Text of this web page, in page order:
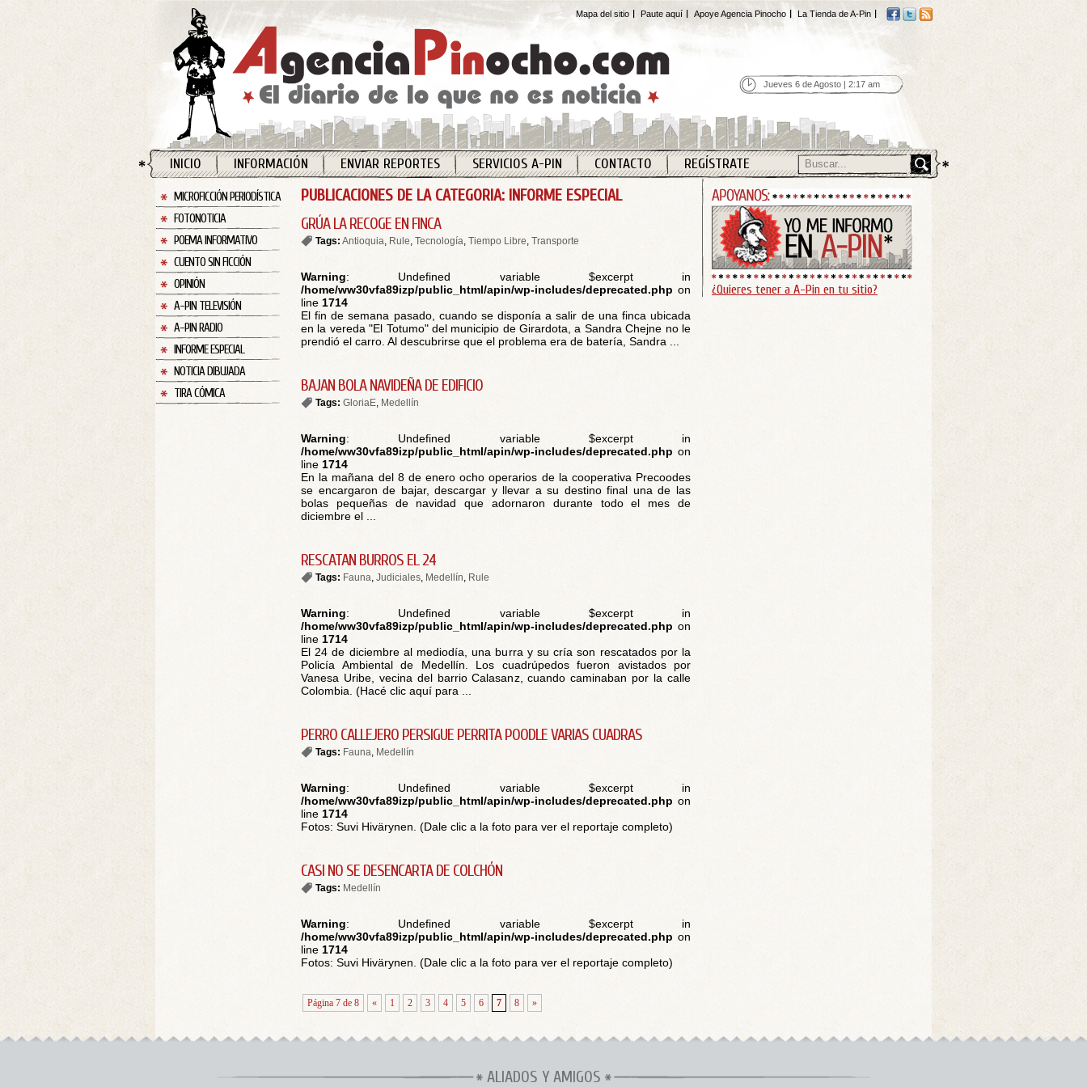
Mapa del sitio Paute aquí Apoye Agencia Pinocho La Tienda de A-Pin
Jueves 6 de Agosto | 2:17 am
INICIO INFORMACIÓN ENVIAR REPORTES SERVICIOS A-PIN CONTACTO REGÍSTRATE
MICROFICCIÓN PERIODÍSTICA
FOTONOTICIA
POEMA INFORMATIVO
CUENTO SIN FICCIÓN
OPINIÓN
A-PIN TELEVISIÓN
A-PIN RADIO
INFORME ESPECIAL
NOTICIA DIBUJADA
TIRA CÓMICA
PUBLICACIONES DE LA CATEGORIA: INFORME ESPECIAL
GRÚA LA RECOGE EN FINCA
Tags: Antioquia, Rule, Tecnología, Tiempo Libre, Transporte
Warning: Undefined variable $excerpt in
/home/ww30vfa89izp/public_html/apin/wp-includes/deprecated.php on
line 1714
El fin de semana pasado, cuando se disponía a salir de una finca ubicada
en la vereda "El Totumo" del municipio de Girardota, a Sandra Chejne no le
prendió el carro. Al descubrirse que el problema era de batería, Sandra ...
BAJAN BOLA NAVIDEÑA DE EDIFICIO
Tags: GloriaE, Medellín
Warning: Undefined variable $excerpt in
/home/ww30vfa89izp/public_html/apin/wp-includes/deprecated.php on
line 1714
En la mañana del 8 de enero ocho operarios de la cooperativa Precoodes
se encargaron de bajar, descargar y llevar a su destino final una de las
bolas pequeñas de navidad que adornaron durante todo el mes de
diciembre el ...
RESCATAN BURROS EL 24
Tags: Fauna, Judiciales, Medellín, Rule
Warning: Undefined variable $excerpt in
/home/ww30vfa89izp/public_html/apin/wp-includes/deprecated.php on
line 1714
El 24 de diciembre al mediodía, una burra y su cría son rescatados por la
Policía Ambiental de Medellín. Los cuadrúpedos fueron avistados por
Vanesa Uribe, vecina del barrio Calasanz, cuando caminaban por la calle
Colombia. (Hacé clic aquí para ...
PERRO CALLEJERO PERSIGUE PERRITA POODLE VARIAS CUADRAS
Tags: Fauna, Medellín
Warning: Undefined variable $excerpt in
/home/ww30vfa89izp/public_html/apin/wp-includes/deprecated.php on
line 1714
Fotos: Suvi Hivärynen. (Dale clic a la foto para ver el reportaje completo)
CASI NO SE DESENCARTA DE COLCHÓN
Tags: Medellín
Warning: Undefined variable $excerpt in
/home/ww30vfa89izp/public_html/apin/wp-includes/deprecated.php on
line 1714
Fotos: Suvi Hivärynen. (Dale clic a la foto para ver el reportaje completo)
Página 7 de 8 « 1 2 3 4 5 6 7 8 »
¿Quieres tener a A-Pin en tu sitio?
ALIADOS Y AMIGOS